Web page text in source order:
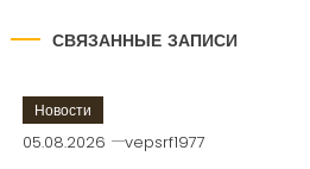
СВЯЗАННЫЕ ЗАПИСИ
Новости
05.08.2026 vepsrf1977